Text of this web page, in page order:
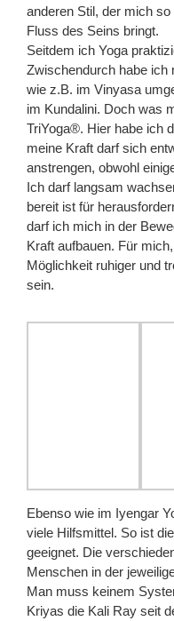
anderen Stil, der mich
Fluss des Seins bringt.
Seitdem ich Yoga
Zwischendurch habe ich
wie z.B. im Vinyasa
im Kundalini. Doch was
TriYoga®. Hier habe ich
meine Kraft darf sich
anstrengen, obwohl
Ich darf langsam
bereit ist für
darf ich mich in der
Kraft aufbauen. Für
Möglichkeit ruhiger und
sein.
Ebenso wie im Iyengar
viele Hilfsmittel. So ist
geeignet. Die
Menschen in der
Man muss keinem
Kriyas die Kali Ray seit